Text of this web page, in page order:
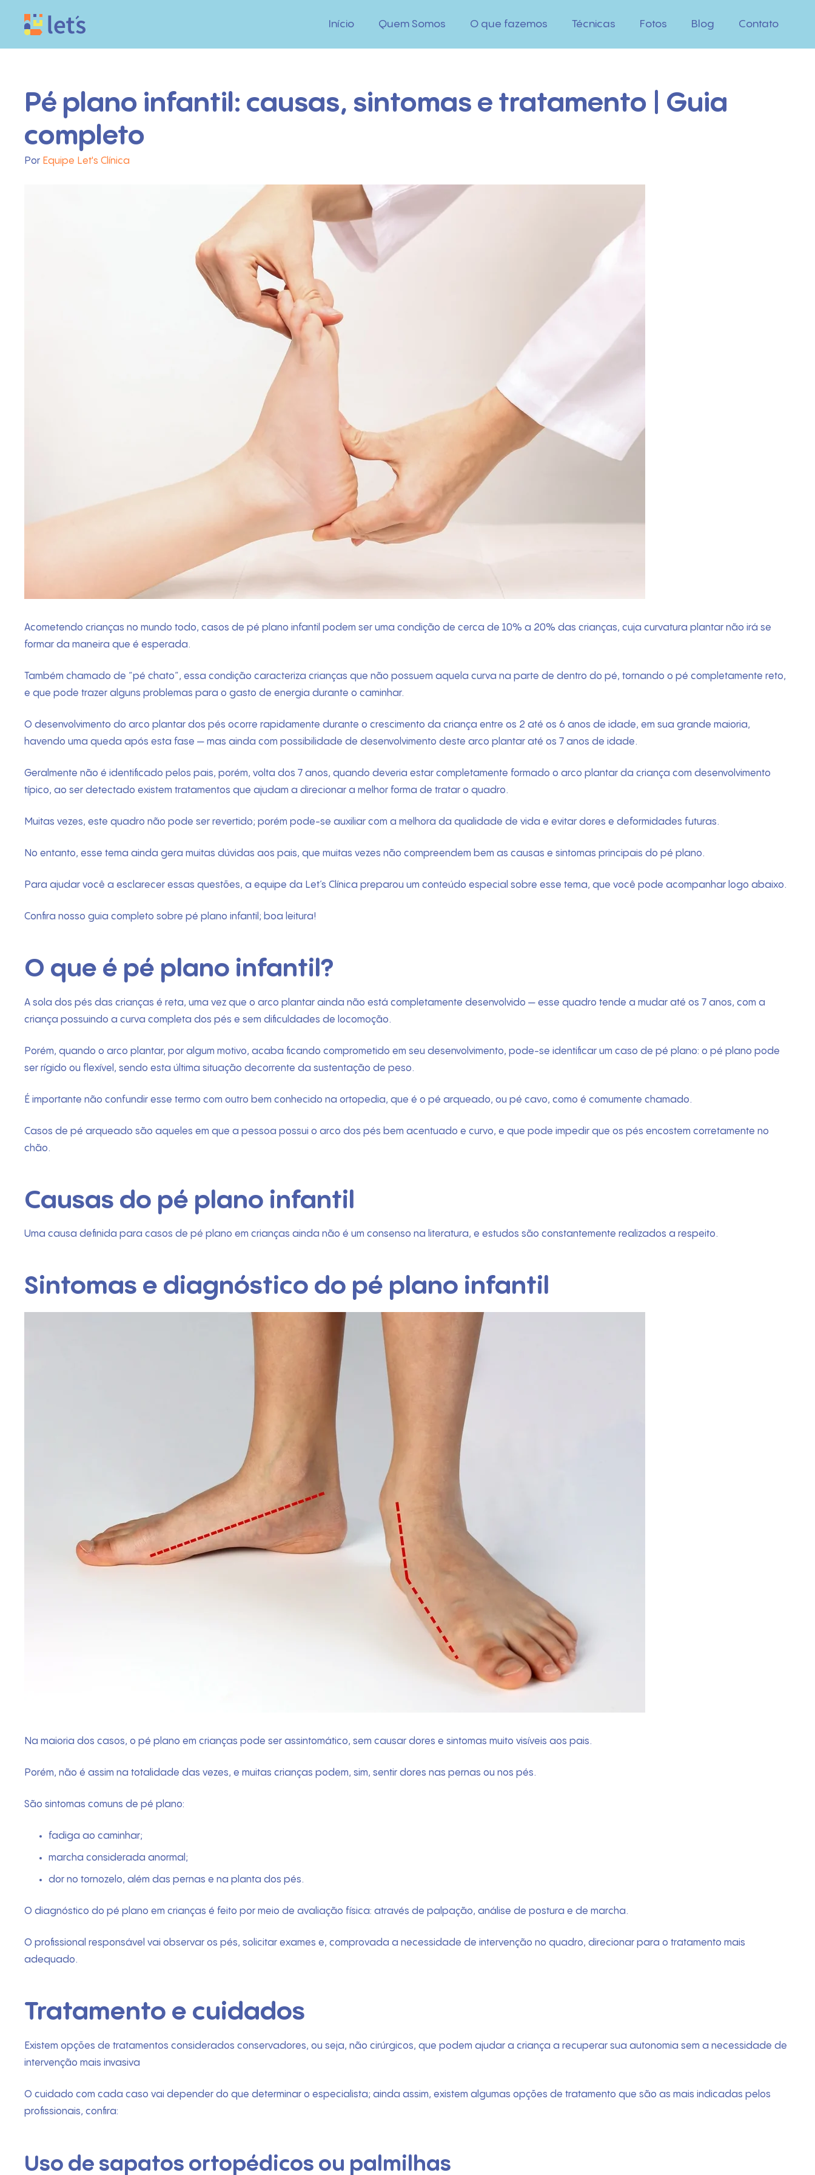
Início Quem Somos O que fazemos Técnicas Fotos Blog Contato
Pé plano infantil: causas, sintomas e tratamento | Guia
completo
Por Equipe Let's Clínica
Acometendo crianças no mundo todo, casos de pé plano infantil podem ser uma condição de cerca de 10% a 20% das crianças, cuja curvatura plantar não irá se
formar da maneira que é esperada.
Também chamado de “pé chato”, essa condição caracteriza crianças que não possuem aquela curva na parte de dentro do pé, tornando o pé completamente reto,
e que pode trazer alguns problemas para o gasto de energia durante o caminhar.
O desenvolvimento do arco plantar dos pés ocorre rapidamente durante o crescimento da criança entre os 2 até os 6 anos de idade, em sua grande maioria,
havendo uma queda após esta fase — mas ainda com possibilidade de desenvolvimento deste arco plantar até os 7 anos de idade.
Geralmente não é identificado pelos pais, porém, volta dos 7 anos, quando deveria estar completamente formado o arco plantar da criança com desenvolvimento
típico, ao ser detectado existem tratamentos que ajudam a direcionar a melhor forma de tratar o quadro.
Muitas vezes, este quadro não pode ser revertido; porém pode-se auxiliar com a melhora da qualidade de vida e evitar dores e deformidades futuras.
No entanto, esse tema ainda gera muitas dúvidas aos pais, que muitas vezes não compreendem bem as causas e sintomas principais do pé plano.
Para ajudar você a esclarecer essas questões, a equipe da Let’s Clínica preparou um conteúdo especial sobre esse tema, que você pode acompanhar logo abaixo.
Confira nosso guia completo sobre pé plano infantil; boa leitura!
O que é pé plano infantil?
A sola dos pés das crianças é reta, uma vez que o arco plantar ainda não está completamente desenvolvido — esse quadro tende a mudar até os 7 anos, com a
criança possuindo a curva completa dos pés e sem dificuldades de locomoção.
Porém, quando o arco plantar, por algum motivo, acaba ficando comprometido em seu desenvolvimento, pode-se identificar um caso de pé plano: o pé plano pode
ser rígido ou flexível, sendo esta última situação decorrente da sustentação de peso.
É importante não confundir esse termo com outro bem conhecido na ortopedia, que é o pé arqueado, ou pé cavo, como é comumente chamado.
Casos de pé arqueado são aqueles em que a pessoa possui o arco dos pés bem acentuado e curvo, e que pode impedir que os pés encostem corretamente no
chão.
Causas do pé plano infantil
Uma causa definida para casos de pé plano em crianças ainda não é um consenso na literatura, e estudos são constantemente realizados a respeito.
Sintomas e diagnóstico do pé plano infantil
Na maioria dos casos, o pé plano em crianças pode ser assintomático, sem causar dores e sintomas muito visíveis aos pais.
Porém, não é assim na totalidade das vezes, e muitas crianças podem, sim, sentir dores nas pernas ou nos pés.
São sintomas comuns de pé plano:
fadiga ao caminhar;
marcha considerada anormal;
dor no tornozelo, além das pernas e na planta dos pés.
O diagnóstico do pé plano em crianças é feito por meio de avaliação física: através de palpação, análise de postura e de marcha.
O profissional responsável vai observar os pés, solicitar exames e, comprovada a necessidade de intervenção no quadro, direcionar para o tratamento mais
adequado.
Tratamento e cuidados
Existem opções de tratamentos considerados conservadores, ou seja, não cirúrgicos, que podem ajudar a criança a recuperar sua autonomia sem a necessidade de
intervenção mais invasiva
O cuidado com cada caso vai depender do que determinar o especialista; ainda assim, existem algumas opções de tratamento que são as mais indicadas pelos
profissionais, confira:
Uso de sapatos ortopédicos ou palmilhas